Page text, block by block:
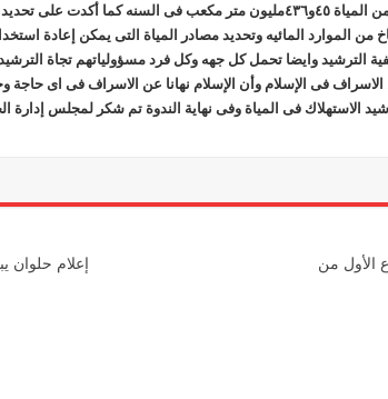
كما قال إن حصة السويس من المياة ٤٥و٤٣٦مليون متر مكعب فى السنه كما
من الموارد المائيه وتحديد مصادر المياة التى يمكن إعادة
الترشيد وايضا تحمل كل جهه وكل فرد مسؤولياتهم تجاة
فى الإسلام وأن الإسلام نهانا عن الاسراف فى اى حاجة
الاستهلاك فى المياة وفى نهاية الندوة تم شكر لمجلس إدارة
الأول من
إعلام حلوان